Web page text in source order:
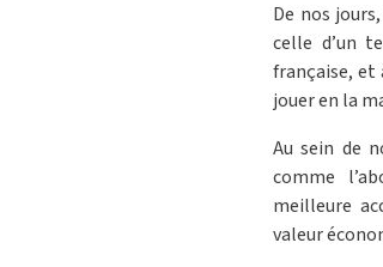
De nos
celle d’un
française, et
jouer en la
Au sein de
comme
meilleure
valeur